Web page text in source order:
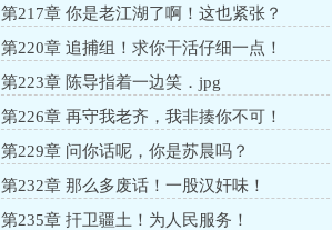
第217章 你是老江湖了啊！这也紧张？
第220章 追捕组！求你干活仔细一点！
第223章 陈导指着一边笑．jpg
第226章 再守我老齐，我非揍你不可！
第229章 问你话呢，你是苏晨吗？
第232章 那么多废话！一股汉奸味！
第235章 扞卫疆土！为人民服务！